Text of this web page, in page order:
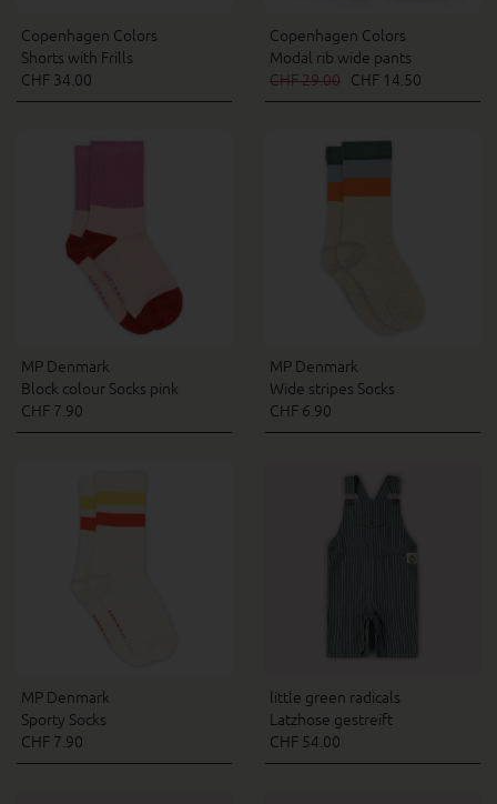
Copenhagen Colors
Shorts with Frills
CHF 34.00
Copenhagen Colors
Modal rib wide pants
CHF 29.00 CHF 14.50
MP Denmark
Block colour Socks pink
CHF 7.90
MP Denmark
Wide stripes Socks
CHF 6.90
MP Denmark
Sporty Socks
CHF 7.90
little green radicals
Latzhose gestreift
CHF 54.00